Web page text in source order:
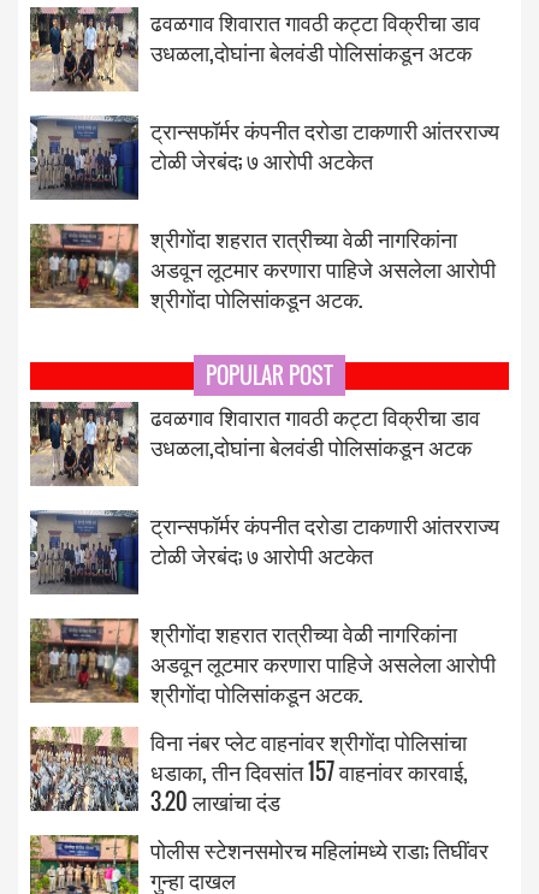
ढवळगाव शिवारात गावठी कट्टा विक्रीचा डाव
उधळला,दोघांना बेलवंडी पोलिसांकडून अटक
ट्रान्सफॉर्मर कंपनीत दरोडा टाकणारी आंतरराज्य
टोळी जेरबंद; ७ आरोपी अटकेत
श्रीगोंदा शहरात रात्रीच्या वेळी नागरिकांना
अडवून लूटमार करणारा पाहिजे असलेला आरोपी
श्रीगोंदा पोलिसांकडून अटक.
POPULAR POST
ढवळगाव शिवारात गावठी कट्टा विक्रीचा डाव
उधळला,दोघांना बेलवंडी पोलिसांकडून अटक
ट्रान्सफॉर्मर कंपनीत दरोडा टाकणारी आंतरराज्य
टोळी जेरबंद; ७ आरोपी अटकेत
श्रीगोंदा शहरात रात्रीच्या वेळी नागरिकांना
अडवून लूटमार करणारा पाहिजे असलेला आरोपी
श्रीगोंदा पोलिसांकडून अटक.
विना नंबर प्लेट वाहनांवर श्रीगोंदा पोलिसांचा
धडाका, तीन दिवसांत 157 वाहनांवर कारवाई,
3.20 लाखांचा दंड
पोलीस स्टेशनसमोरच महिलांमध्ये राडा; तिघींवर
गुन्हा दाखल